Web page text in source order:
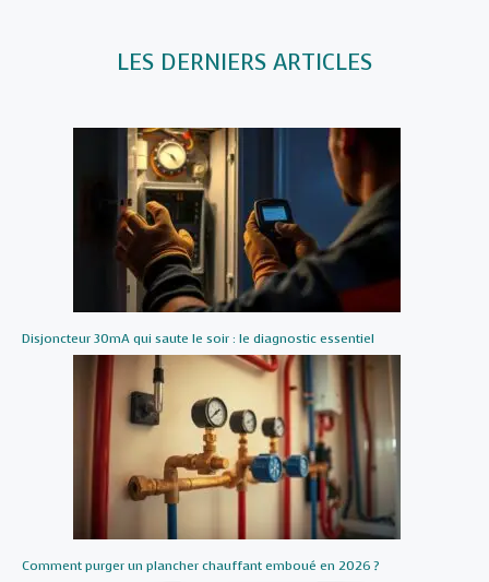
LES DERNIERS ARTICLES
Disjoncteur 30mA qui saute le soir : le diagnostic essentiel
Comment purger un plancher chauffant emboué en 2026 ?